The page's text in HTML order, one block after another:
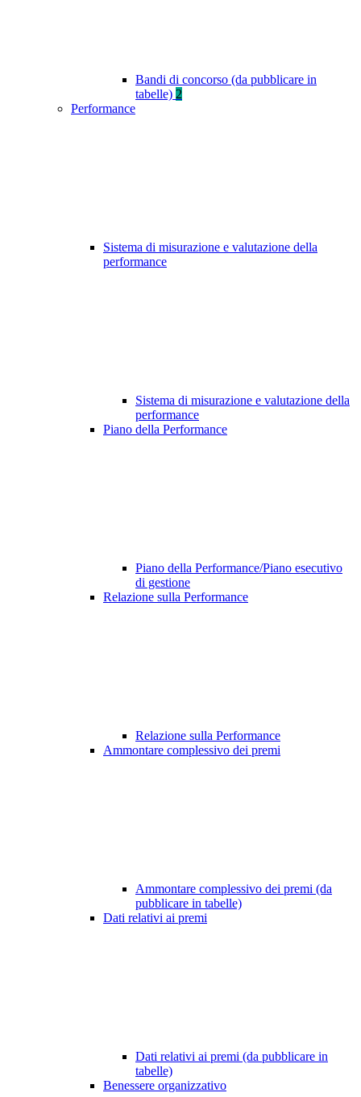
Bandi di concorso (da pubblicare in
tabelle) 2
Performance
Sistema di misurazione e valutazione della
performance
Sistema di misurazione e valutazione della
performance
Piano della Performance
Piano della Performance/Piano esecutivo
di gestione
Relazione sulla Performance
Relazione sulla Performance
Ammontare complessivo dei premi
Ammontare complessivo dei premi (da
pubblicare in tabelle)
Dati relativi ai premi
Dati relativi ai premi (da pubblicare in
tabelle)
Benessere organizzativo